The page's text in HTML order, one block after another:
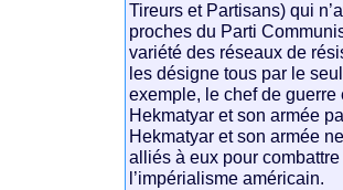
Tireurs et Partisans) qui
proches du Parti
variété des réseaux de
les désigne tous par le
exemple, le chef de
Hekmatyar et son armée
Hekmatyar et son armée
alliés à eux pour
l’impérialisme américain.